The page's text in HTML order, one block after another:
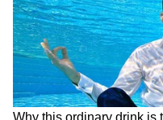
View
सड़ा मीट, फंगस वाली सब्ज़ियां
एक्सपायर्ड दूध! बेंगलुरु के 5-स्टार
होटलों का चौंकाने वाला सच